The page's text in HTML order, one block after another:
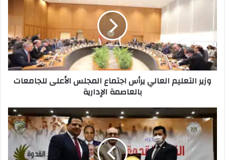
الأعلى
للجامعات
بالعاصمة
الإدارية
وزير التعليم العالي يرأس اجتماع المجلس الأعلى للجامعات
بالعاصمة الإدارية
وزير
الرياضة
يشهد
فعاليات